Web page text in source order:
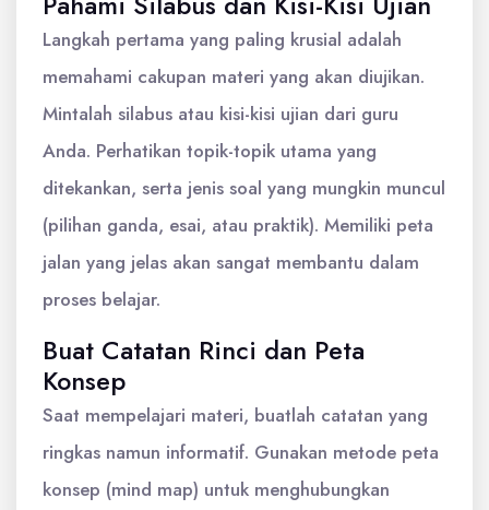
Langkah pertama yang paling krusial adalah
memahami cakupan materi yang akan diujikan.
Mintalah silabus atau kisi-kisi ujian dari guru
Anda. Perhatikan topik-topik utama yang
ditekankan, serta jenis soal yang mungkin muncul
(pilihan ganda, esai, atau praktik). Memiliki peta
jalan yang jelas akan sangat membantu dalam
proses belajar.
Buat Catatan Rinci dan Peta
Konsep
Saat mempelajari materi, buatlah catatan yang
ringkas namun informatif. Gunakan metode peta
konsep (mind map) untuk menghubungkan